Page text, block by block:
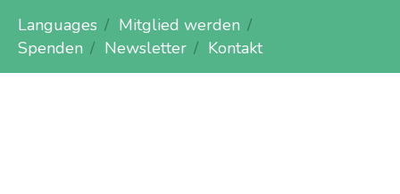
Languages
Mitglied werden
Spenden
Newsletter Kontakt